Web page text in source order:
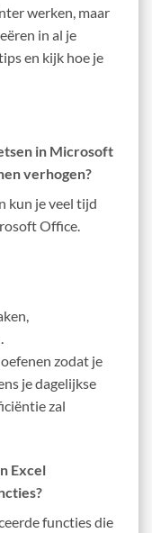
werken, maar
in al je
en kijk hoe je
in Microsoft
verhogen?
kun je veel tijd
Office.
zodat je
je dagelijkse
zal
Excel
functies die